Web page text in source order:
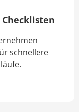
schnellere